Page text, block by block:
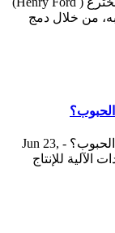
من خلال دمج
ما هو حزام النقل المستخدم في مصنع معالجة الحبوب؟ - Jun 23,
الآلية للإنتاج